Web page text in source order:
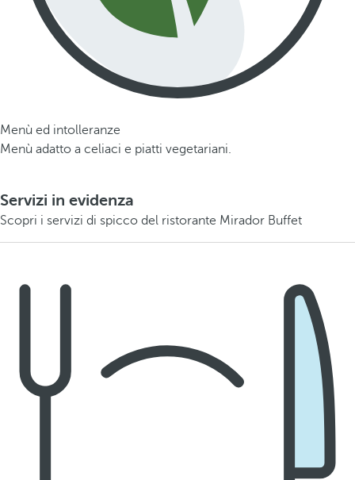
Menù ed intolleranze
Menù adatto a celiaci e piatti vegetariani.
Servizi in evidenza
Scopri i servizi di spicco del ristorante Mirador Buffet